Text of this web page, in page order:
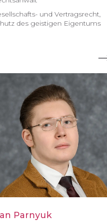
und Vertragsrecht,
des geistigen Eigentums
Parnyuk